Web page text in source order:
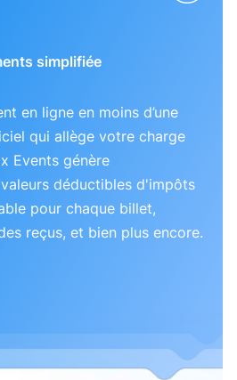
simplifiée
en ligne en moins d’une
qui allège votre charge
Events génère
déductibles d'impôts
pour chaque billet,
reçus, et bien plus encore.